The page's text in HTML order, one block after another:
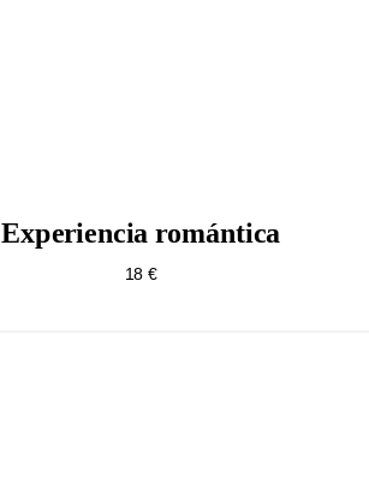
Experiencia romántica
18 €